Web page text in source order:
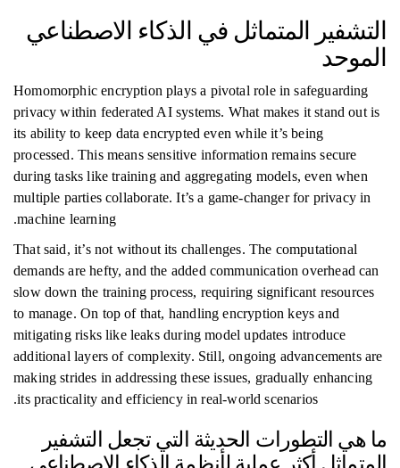
التشفير المتماثل في الذكاء الاصطناعي
الموحد
Homomorphic encryption plays a pivotal role in safeguarding
privacy within federated AI systems. What makes it stand out is
its ability to keep data encrypted even while it’s being
processed. This means sensitive information remains secure
during tasks like training and aggregating models, even when
multiple parties collaborate. It’s a game-changer for privacy in
machine learning.
That said, it’s not without its challenges. The computational
demands are hefty, and the added communication overhead can
slow down the training process, requiring significant resources
to manage. On top of that, handling encryption keys and
mitigating risks like leaks during model updates introduce
additional layers of complexity. Still, ongoing advancements are
making strides in addressing these issues, gradually enhancing
its practicality and efficiency in real-world scenarios.
ما هي التطورات الحديثة التي تجعل التشفير